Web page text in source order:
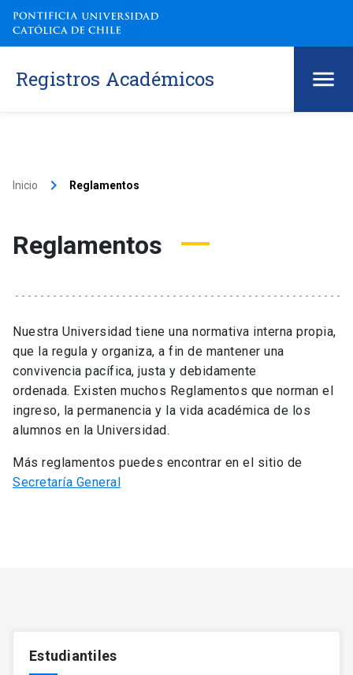
Registros Académicos
Inicio keyboard_arrow_right Reglamentos
Reglamentos
Nuestra Universidad tiene una normativa interna propia,
que la regula y organiza, a fin de mantener una
convivencia pacífica, justa y debidamente
ordenada. Existen muchos Reglamentos que norman el
ingreso, la permanencia y la vida académica de los
alumnos en la Universidad.
Más reglamentos puedes encontrar en el sitio de
Secretaría General
Estudiantiles